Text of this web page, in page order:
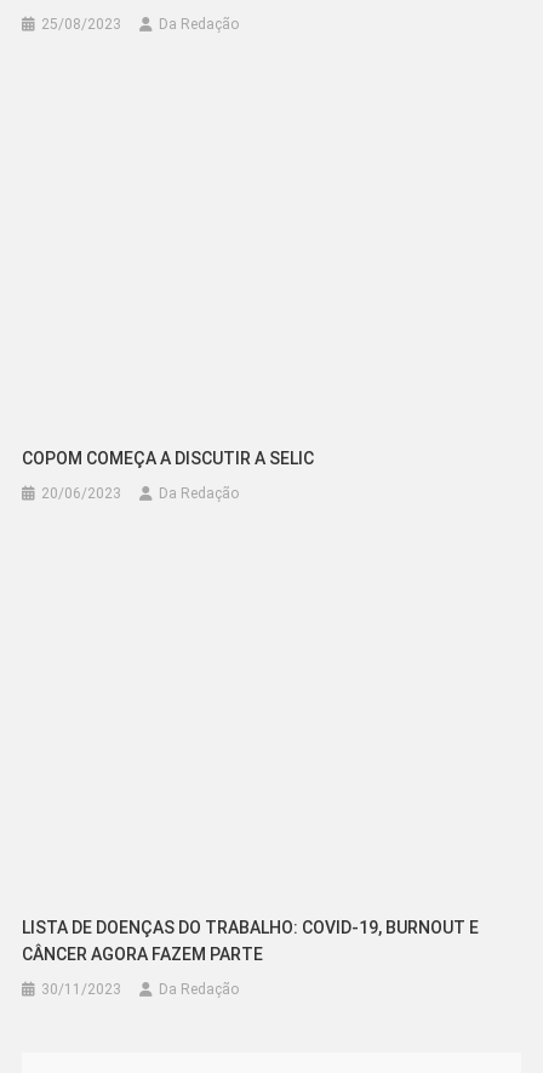
25/08/2023 Da Redação
COPOM COMEÇA A DISCUTIR A SELIC
20/06/2023 Da Redação
LISTA DE DOENÇAS DO TRABALHO: COVID-19, BURNOUT E
CÂNCER AGORA FAZEM PARTE
30/11/2023 Da Redação